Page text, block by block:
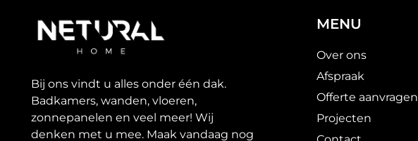
Bij ons vindt u alles onder één dak.
Badkamers, wanden, vloeren,
zonnepanelen en veel meer! Wij
denken met u mee. Maak vandaag nog
MENU
Over ons
Afspraak
Offerte aanvragen
Projecten